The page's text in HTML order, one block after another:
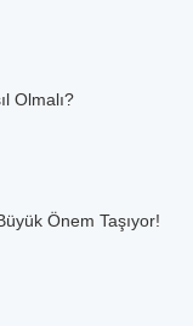
Olmalı?
Önem Taşıyor!